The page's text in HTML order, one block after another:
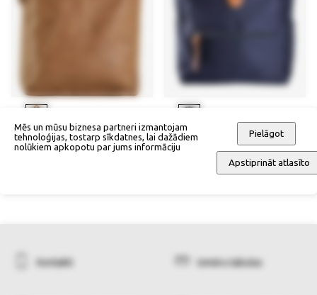
Mugursoma
Mugursoma
52,90 €
Kontakti Izmēru tabulas
Mēs un mūsu biznesa partneri izmantojam
tehnoloģijas, tostarp sīkdatnes, lai dažādiem
nolūkiem apkopotu par jums informāciju
Pielāgot
Apstiprināt atlasīto